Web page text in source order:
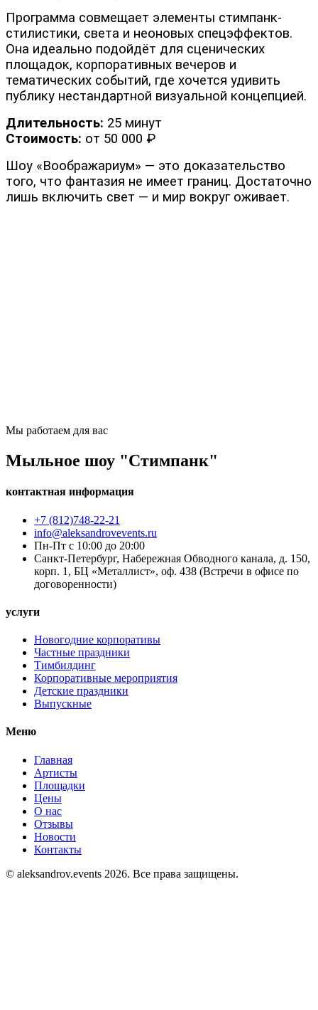
Программа совмещает элементы стимпанк-
стилистики, света и неоновых спецэффектов.
Она идеально подойдёт для сценических
площадок, корпоративных вечеров и
тематических событий, где хочется удивить
публику нестандартной визуальной концепцией.
Длительность: 25 минут
Стоимость: от 50 000 ₽
Шоу «Воображариум» — это доказательство
того, что фантазия не имеет границ. Достаточно
лишь включить свет — и мир вокруг оживает.
Мы работаем для вас
Мыльное шоу "Стимпанк"
контактная информация
+7 (812)748-22-21
info@aleksandrovevents.ru
Пн-Пт с 10:00 до 20:00
Санкт-Петербург, Набережная Обводного канала, д. 150,
корп. 1, БЦ «Металлист», оф. 438 (Встречи в офисе по
договоренности)
услуги
Новогодние корпоративы
Частные праздники
Тимбилдинг
Корпоративные мероприятия
Детские праздники
Выпускные
Меню
Главная
Артисты
Площадки
Цены
О нас
Отзывы
Новости
Контакты
© aleksandrov.events 2026. Все права защищены.